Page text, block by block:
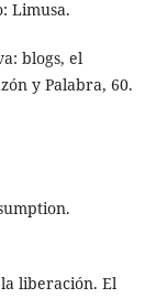
Limusa.
blogs, el
y Palabra, 60.
la liberación. El